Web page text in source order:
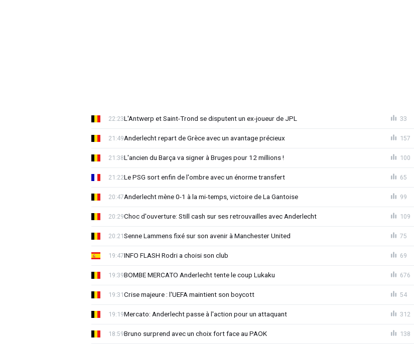
L'Antwerp et Saint-Trond se disputent un ex-joueur de JPL
22:23 33
Anderlecht repart de Grèce avec un avantage précieux
21:49 157
L'ancien du Barça va signer à Bruges pour 12 millions !
21:38 100
Le PSG sort enfin de l'ombre avec un énorme transfert
21:22 65
Anderlecht mène 0-1 à la mi-temps, victoire de La Gantoise
20:47 99
Choc d'ouverture: Still cash sur ses retrouvailles avec Anderlecht
20:29 109
Senne Lammens fixé sur son avenir à Manchester United
20:21 75
INFO FLASH Rodri a choisi son club
19:47 69
BOMBE MERCATO Anderlecht tente le coup Lukaku
19:39 676
Crise majeure : l'UEFA maintient son boycott
19:31 54
Mercato: Anderlecht passe à l'action pour un attaquant
19:19 312
Bruno surprend avec un choix fort face au PAOK
18:59 138